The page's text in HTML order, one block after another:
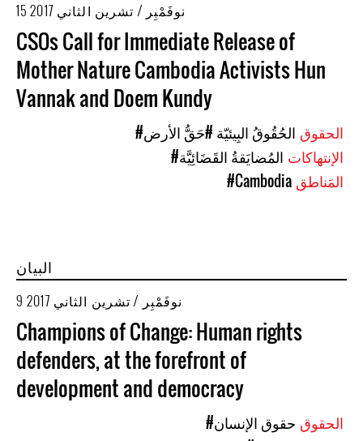
15 نوفَمْبِر / تشرين الثاني 2017
CSOs Call for Immediate Release of
Mother Nature Cambodia Activists Hun
Vannak and Doem Kundy
#الحُقُوقُ البِيئيّة #حَقُّ الأرض
#المُضايَقةُ القَضَائِيَّة
#Cambodia
البيان
9 نوفَمْبِر / تشرين الثاني 2017
Champions of Change: Human rights
defenders, at the forefront of
development and democracy
#حقوق الإنسان